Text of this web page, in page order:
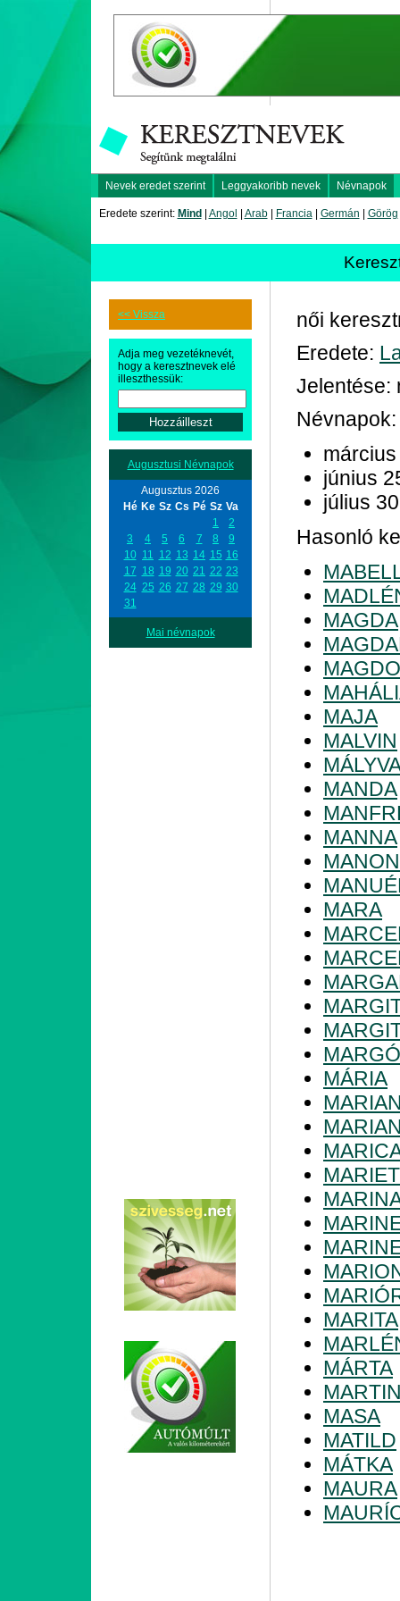
Nevek eredet szerint Leggyakoribb nevek Névnapok
Eredete szerint: Mind Angol Arab| Francia| Germán Görög
<< Vissza
Adja meg vezetéknevét,
hogy a keresztnevek elé
illeszthessük:
Augusztusi Névnapok
Augusztus 2026
Hé Ke Sz Cs Pé Sz Va
1
2
3
4 5 6 7 8
9
10 11 12 13 14 15 16
17 18 19 20 21 22 23
24 25 26 27 28 29 30
31
Mai névnapok
női
Eredete:
Jelentése:
Névnapok:
június
július 30
Hasonló
MAGDA
MAJA
MALVIN
MANDA
MANNA
MANON
MARA
MARGÓ
MÁRIA
MARITA
MÁRTA
MASA
MATILD
MÁTKA
MAURA